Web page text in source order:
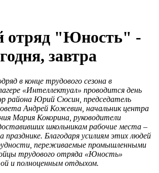
отряд "Юность" -
завтра
в конце трудового сезона в
«Интеллектуал» проводится день
района Юрий Сюсин, председатель
Андрей Кожевин, начальник центра
Мария Кокорина, руководители
школьникам рабочие места –
празднике. Благодаря усилиям этих людей
переживаемые промышленными
трудового отряда «Юность»
и полноценным отдыхом.